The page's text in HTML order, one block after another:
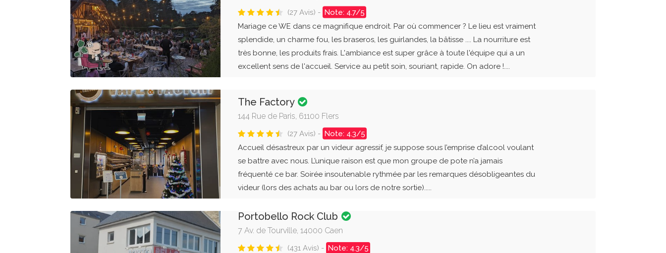
(27 Avis) - Note: 4.7/5
Mariage ce WE dans ce magnifique endroit. Par où commencer ? Le lieu est vraiment
splendide, un charme fou, les braseros, les guirlandes, la bâtisse .... La nourriture est
très bonne, les produits frais. L'ambiance est super grâce à toute l'équipe qui a un
excellent sens de l'accueil. Service au petit soin, souriant, rapide. On adore !....
The Factory
144 Rue de Paris, 61100 Flers
(27 Avis) - Note: 4.3/5
Accueil désastreux par un videur agressif, je suppose sous l’emprise d’alcool voulant
se battre avec nous. L’unique raison est que mon groupe de pote n’a jamais
fréquenté ce bar. Soirée insoutenable rythmée par les remarques désobligeantes du
videur (lors des achats au bar ou lors de notre sortie).....
Portobello Rock Club
7 Av. de Tourville, 14000 Caen
(431 Avis) - Note: 4.3/5